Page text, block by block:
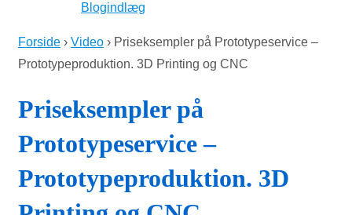
Blogindlæg
Forside › Video › Priseksempler på Prototypeservice –
Prototypeproduktion. 3D Printing og CNC
Priseksempler på
Prototypeservice –
Prototypeproduktion. 3D